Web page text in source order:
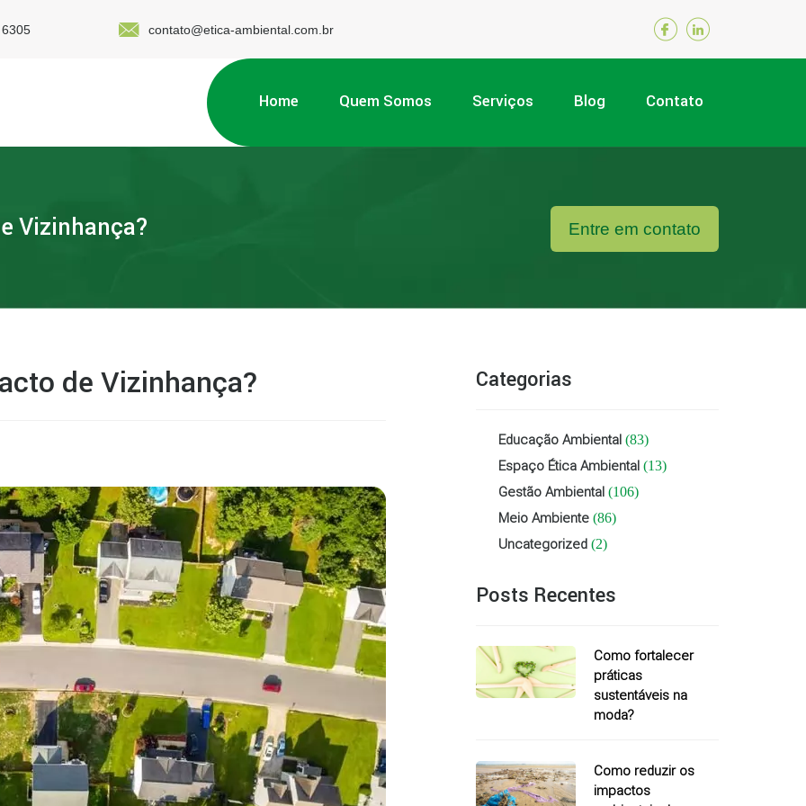
contato@etica-ambiental.com.br
Home Quem Somos Serviços Blog Contato
Entre em contato
Vizinhança?
de Vizinhança? Categorias
Educação Ambiental (83)
Espaço Ética Ambiental (13)
Gestão Ambiental (106)
Meio Ambiente (86)
Uncategorized (2)
Posts Recentes
Como fortalecer
práticas
sustentáveis na
moda?
Como reduzir os
impactos